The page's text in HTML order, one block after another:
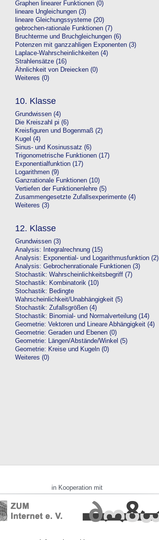
Graphen linearer Funktionen (0)
lineare Ungleichungen (3)
lineare Gleichungssysteme (20)
gebrochen-rationale Funktionen (7)
Bruchterme und Bruchgleichungen (6)
Potenzen mit ganzzahligen Exponenten (3)
Laplace-Wahrscheinlichkeiten (4)
Strahlensätze (16)
Ähnlichkeit von Dreiecken (0)
Weiteres (0)
10. Klasse
Grundwissen (4)
Die Kreiszahl pi (6)
Kreisfiguren und Bogenmaß (2)
Kugel (4)
Sinus- und Kosinussatz (6)
Trigonometrische Funktionen (17)
Exponentialfunktion (17)
Logarithmen (9)
Ganzrationale Funktionen (10)
Vertiefen der Funktionenlehre (5)
Zusammengesetzte Zufallsexperimente (4)
Weiteres (3)
12. Klasse
Grundwissen (3)
Analysis: Integralrechnung (15)
Analysis: Exponential- und Logarithmusfunktion (2)
Analysis: Gebrochenrationale Funktionen (3)
Stochastik: Wahrscheinlichkeitsbegriff (7)
Stochastik: Kombinatorik (10)
Stochastik: Bedingte
Wahrscheinlichkeit/Unabhängigkeit (5)
Stochastik: Zufallsgrößen (4)
Stochastik: Binomial- und Normalverteilung (14)
Geometrie: Vektoren und Lineare Abhängigkeit (4)
Geometrie: Geraden und Ebenen (0)
Geometrie: Längen/Abstände/Winkel (5)
Geometrie: Kreise und Kugeln (0)
Weiteres (0)
in Kooperation mit